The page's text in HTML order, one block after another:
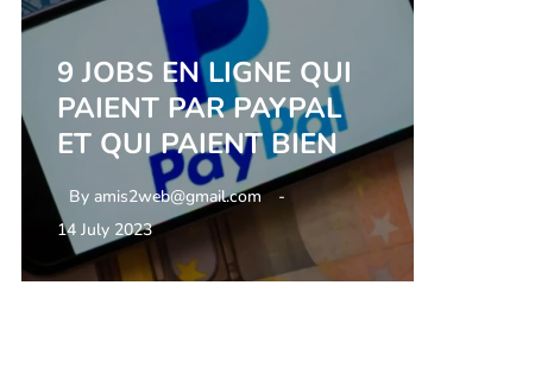
9 JOBS EN LIGNE QUI
PAIENT PAR PAYPAL
ET QUI PAIENT BIEN
By amis2web@gmail.com
14 July 2023